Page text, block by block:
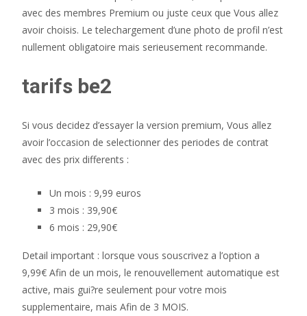
avec des membres Premium ou juste ceux que Vous allez
avoir choisis. Le telechargement d’une photo de profil n’est
nullement obligatoire mais serieusement recommande.
tarifs be2
Si vous decidez d’essayer la version premium, Vous allez
avoir l’occasion de selectionner des periodes de contrat
avec des prix differents :
Un mois : 9,99 euros
3 mois : 39,90€
6 mois : 29,90€
Detail important : lorsque vous souscrivez a l’option a
9,99€ Afin de un mois, le renouvellement automatique est
active, mais gui?re seulement pour votre mois
supplementaire, mais Afin de 3 MOIS.